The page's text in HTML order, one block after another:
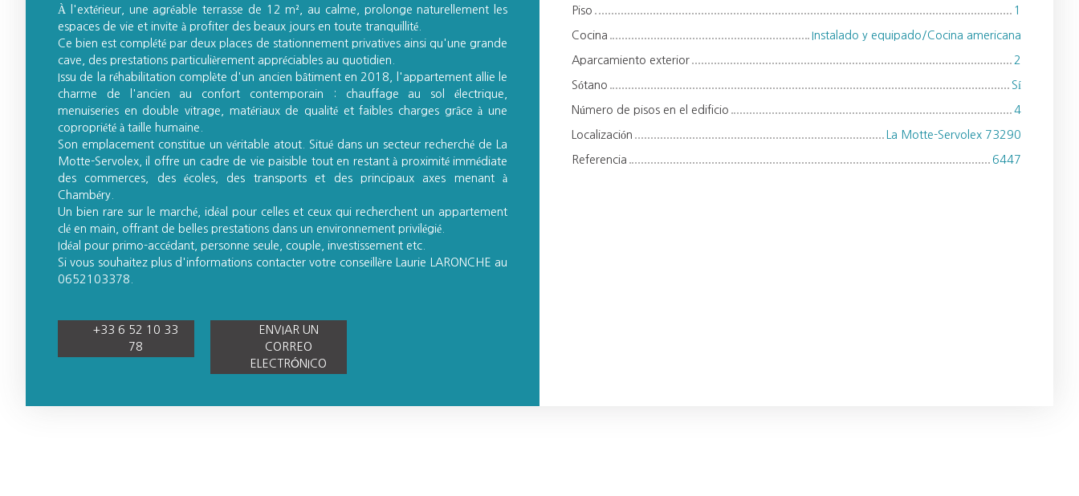
À l'extérieur, une agréable terrasse de 12 m², au calme, prolonge naturellement les
espaces de vie et invite à profiter des beaux jours en toute tranquillité.
Ce bien est complété par deux places de stationnement privatives ainsi qu'une grande
cave, des prestations particulièrement appréciables au quotidien.
Issu de la réhabilitation complète d'un ancien bâtiment en 2018, l'appartement allie le
charme de l'ancien au confort contemporain : chauffage au sol électrique,
menuiseries en double vitrage, matériaux de qualité et faibles charges grâce à une
copropriété à taille humaine.
Son emplacement constitue un véritable atout. Situé dans un secteur recherché de La
Motte-Servolex, il offre un cadre de vie paisible tout en restant à proximité immédiate
des commerces, des écoles, des transports et des principaux axes menant à
Chambéry.
Un bien rare sur le marché, idéal pour celles et ceux qui recherchent un appartement
clé en main, offrant de belles prestations dans un environnement privilégié.
Idéal pour primo-accédant, personne seule, couple, investissement etc.
Si vous souhaitez plus d'informations contacter votre conseillère Laurie LARONCHE au
0652103378.
+33 6 52 10 33
78
ENVIAR UN
CORREO
ELECTRÓNICO
Piso 1
Cocina Instalado y equipado/Cocina americana
Aparcamiento exterior 2
Sótano Sí
Número de pisos en el edificio 4
Localización La Motte-Servolex 73290
Referencia 6447